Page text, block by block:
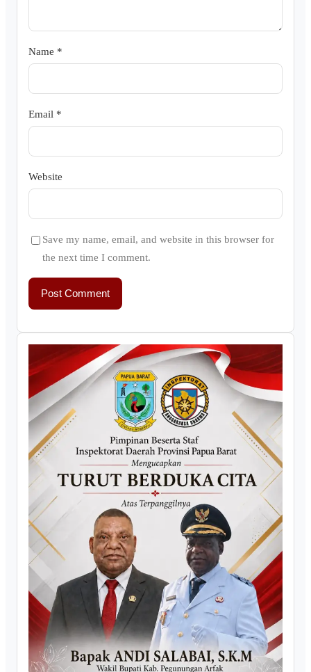
Name *
Email *
Website
Save my name, email, and website in this browser for
the next time I comment.